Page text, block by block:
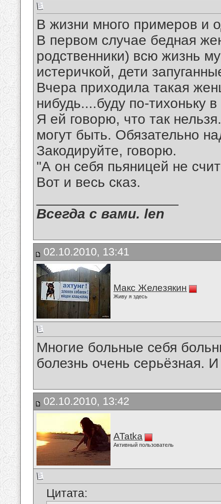
В жизни много примеров и
В первом случае бедная
родственники) всю жизнь
истеричкой, дети
Вчера приходила такая
нибудь....буду по-тихоньку
Я ей говорю, что так
могут быть. Обязательно
Закодируйте, говорю.
"А он себя пьяницей не
Вот и весь сказ.
Всегда с вами. len
02.10.2010, 13:41
Макс Железякин
Живу я здесь
Многие больные себя
болезнь очень серьёзная.
02.10.2010, 13:42
ATatka
Активный пользователь
Цитата: